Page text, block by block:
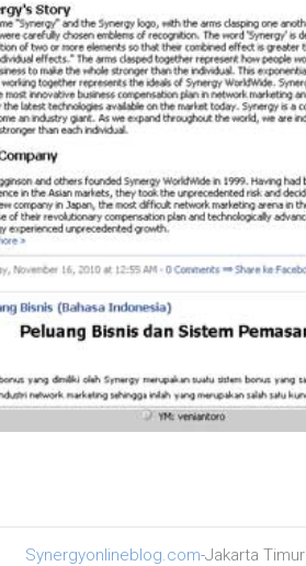
Synergyonlineblog.com-Jakarta Timur